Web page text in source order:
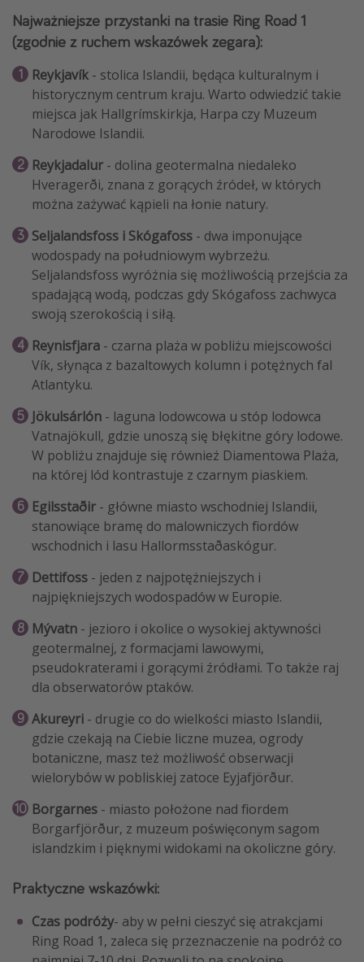
Najważniejsze przystanki na trasie Ring Road 1
(zgodnie z ruchem wskazówek zegara):
Reykjavík - stolica Islandii, będąca kulturalnym i
historycznym centrum kraju. Warto odwiedzić takie
miejsca jak Hallgrímskirkja, Harpa czy Muzeum
Narodowe Islandii.
Reykjadalur - dolina geotermalna niedaleko
Hveragerði, znana z gorących źródeł, w których
można zażywać kąpieli na łonie natury.
Seljalandsfoss i Skógafoss - dwa imponujące
wodospady na południowym wybrzeżu.
Seljalandsfoss wyróżnia się możliwością przejścia za
spadającą wodą, podczas gdy Skógafoss zachwyca
swoją szerokością i siłą.
Reynisfjara - czarna plaża w pobliżu miejscowości
Vík, słynąca z bazaltowych kolumn i potężnych fal
Atlantyku.
Jökulsárlón - laguna lodowcowa u stóp lodowca
Vatnajökull, gdzie unoszą się błękitne góry lodowe.
W pobliżu znajduje się również Diamentowa Plaża,
na której lód kontrastuje z czarnym piaskiem.
Egilsstaðir - główne miasto wschodniej Islandii,
stanowiące bramę do malowniczych fiordów
wschodnich i lasu Hallormsstaðaskógur.
Dettifoss - jeden z najpotężniejszych i
najpiękniejszych wodospadów w Europie.
Mývatn - jezioro i okolice o wysokiej aktywności
geotermalnej, z formacjami lawowymi,
pseudokraterami i gorącymi źródłami. To także raj
dla obserwatorów ptaków.
Akureyri - drugie co do wielkości miasto Islandii,
gdzie czekają na Ciebie liczne muzea, ogrody
botaniczne, masz też możliwość obserwacji
wielorybów w pobliskiej zatoce Eyjafjörður.
Borgarnes - miasto położone nad fiordem
Borgarfjörður, z muzeum poświęconym sagom
islandzkim i pięknymi widokami na okoliczne góry.
Praktyczne wskazówki:
Czas podróży- aby w pełni cieszyć się atrakcjami
Ring Road 1, zaleca się przeznaczenie na podróż co